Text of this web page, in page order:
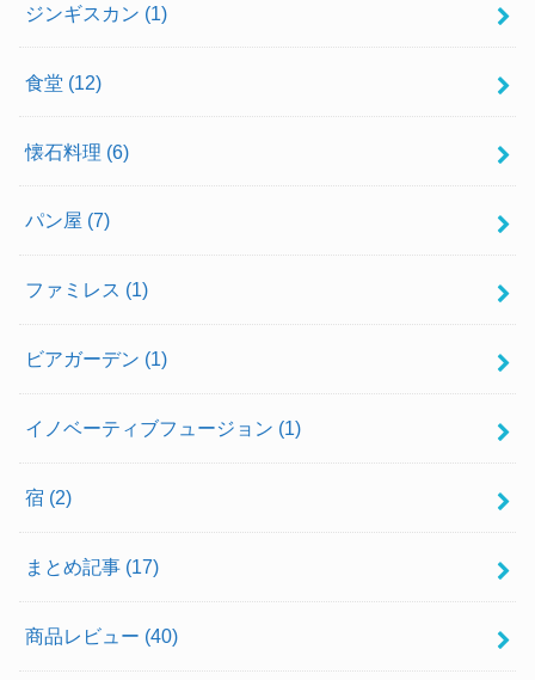
ジンギスカン (1)
食堂 (12)
懐石料理 (6)
パン屋 (7)
ファミレス (1)
ビアガーデン (1)
イノベーティブフュージョン (1)
宿 (2)
まとめ記事 (17)
商品レビュー (40)